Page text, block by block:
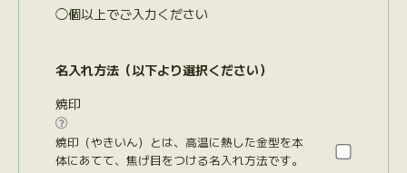
◯個以上でご入力ください
名入れ方法（以下より選択ください）
焼印

焼印（やきいん）とは、高温に熱した金型を本
体にあてて、焦げ目をつける名入れ方法です。